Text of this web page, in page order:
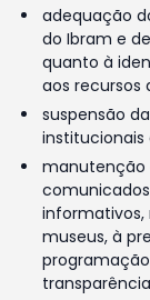
adequação
do Ibram e
quanto à
aos recursos
suspensão
manutenção
informativos,
museus, à